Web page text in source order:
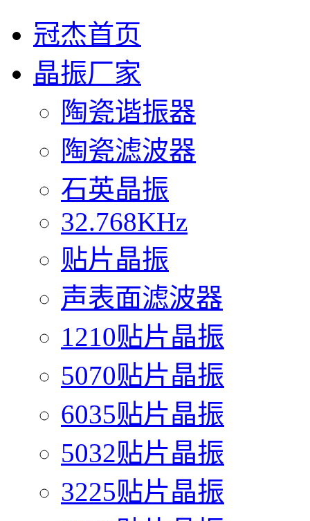
冠杰首页
晶振厂家
陶瓷谐振器
陶瓷滤波器
石英晶振
32.768KHz
贴片晶振
声表面滤波器
1210贴片晶振
5070贴片晶振
6035贴片晶振
5032贴片晶振
3225贴片晶振